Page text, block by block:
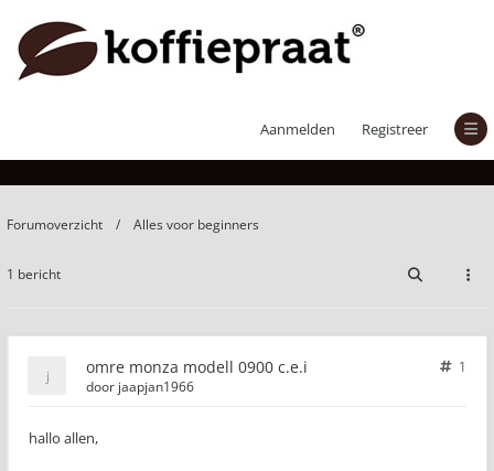
Aanmelden Registreer
omre monza modell 0900 c.e.i
Forumoverzicht Alles voor beginners
1 bericht
omre monza modell 0900 c.e.i
1
door jaapjan1966
hallo allen,